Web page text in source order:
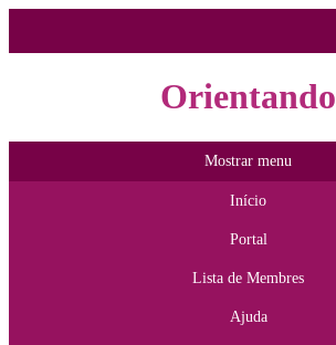
Orientando
Mostrar menu
Início
Portal
Lista de Membres
Ajuda